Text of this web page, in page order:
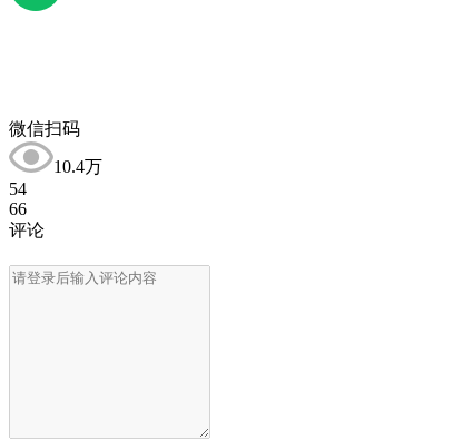
微信扫码
10.4万
54
66
评论